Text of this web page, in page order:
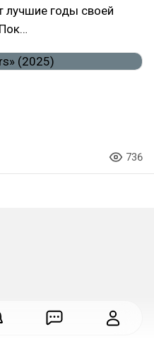
лучшие годы своей
736